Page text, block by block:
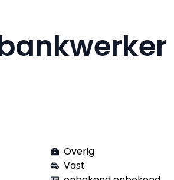
Overig
Vast